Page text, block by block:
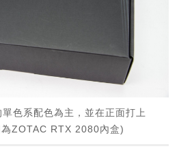
色系配色為主，並在正面打上
ZOTAC RTX 2080內盒)